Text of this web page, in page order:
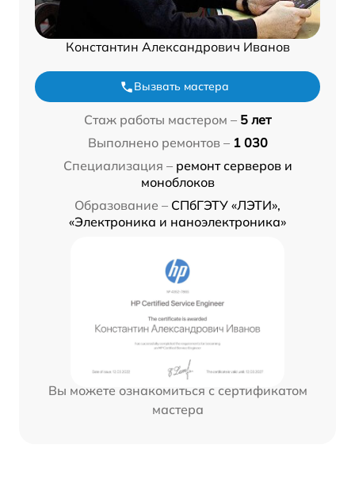
Константин Александрович Иванов
Вызвать мастера
Стаж работы мастером – 5 лет
Выполнено ремонтов – 1 030
Специализация – ремонт серверов и
моноблоков
Образование – СПбГЭТУ «ЛЭТИ»,
«Электроника и наноэлектроника»
Вы можете ознакомиться с сертификатом
мастера